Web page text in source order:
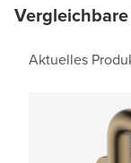
Aktuelles